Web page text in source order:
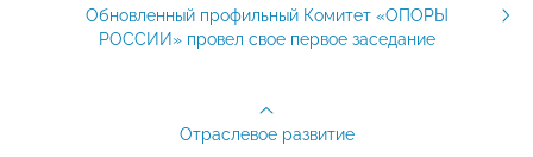
Обновленный профильный Комитет «ОПОРЫ
РОССИИ» провел свое первое заседание
Отраслевое развитие